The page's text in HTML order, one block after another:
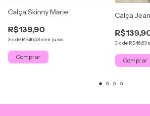
Calça Skinny Marie
R$139,90
3x de R$46,63 sem juros
Comprar
Calça
3x de R$46,63
Comprar